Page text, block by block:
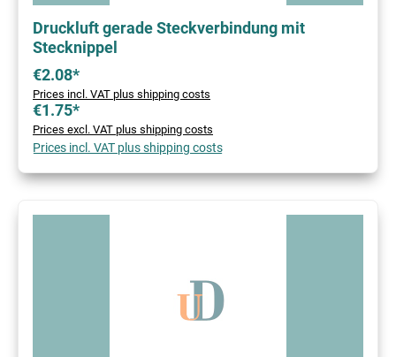
Druckluft gerade Steckverbindung mit
Stecknippel
€2.08*
Prices incl. VAT plus shipping costs
€1.75*
Prices excl. VAT plus shipping costs
Prices incl. VAT plus shipping costs